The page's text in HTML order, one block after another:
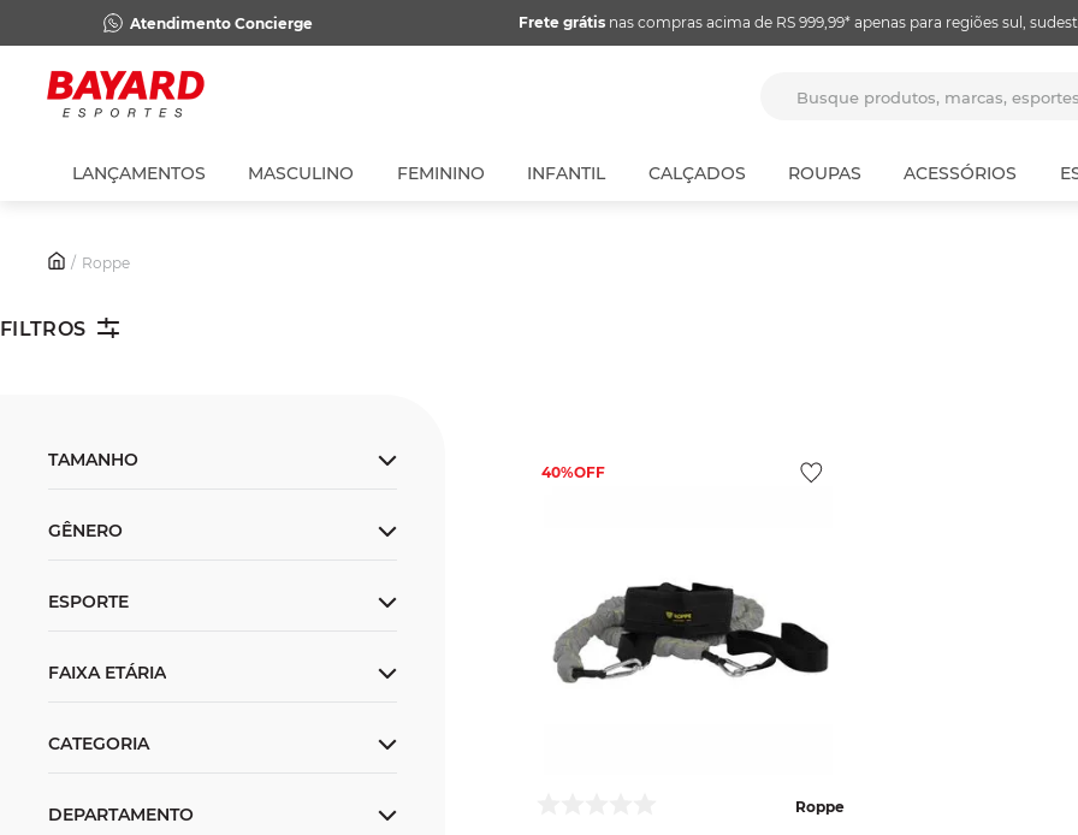
Atendimento Concierge Frete grátisnas compras acima de RS 999,99* apenas para regiões sul,
LANÇAMENTOS MASCULINO FEMININO INFANTIL CALÇADOS ROUPAS ACESSÓRIOS
Roppe
FILTROS
DEPARTAMENTO
ESPORTE
FAIXA ETÁRIA
GÊNERO
TAMANHO
Único
40%
Roppe